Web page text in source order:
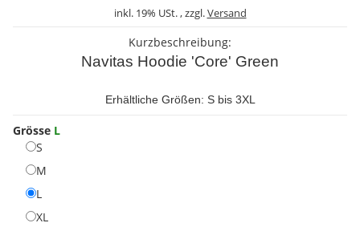
inkl. 19% USt. , zzgl.Versand
Kurzbeschreibung:
Navitas Hoodie 'Core' Green
Erhältliche Größen: S bis 3XL
Grösse L
S
M
L
XL